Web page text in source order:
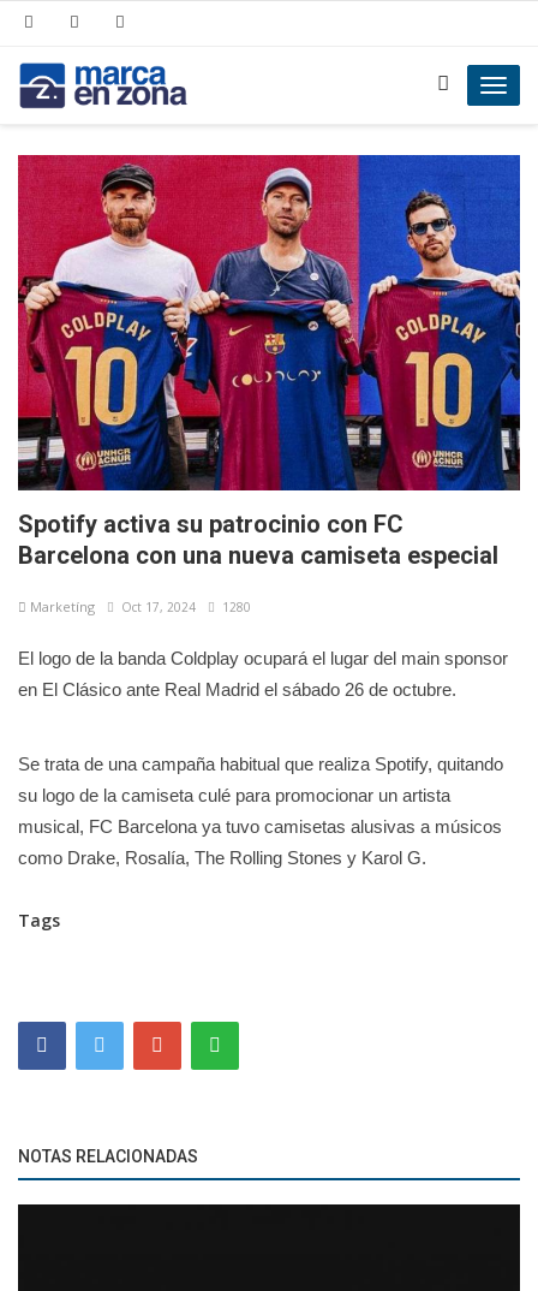
Spotify activa su patrocinio con FC
Barcelona con una nueva camiseta especial
Marketíng Oct 17, 2024 1280
El logo de la banda Coldplay ocupará el lugar del main sponsor
en El Clásico ante Real Madrid el sábado 26 de octubre.
Se trata de una campaña habitual que realiza Spotify, quitando
su logo de la camiseta culé para promocionar un artista
musical, FC Barcelona ya tuvo camisetas alusivas a músicos
como Drake, Rosalía, The Rolling Stones y Karol G.
Tags
NOTAS RELACIONADAS